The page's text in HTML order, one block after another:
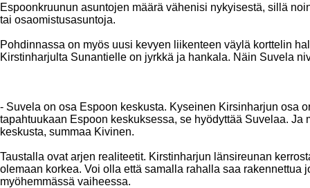
Espoonkruunun asuntojen määrä vähenisi nykyisestä, sillä
tai osaomistusasuntoja.
Pohdinnassa on myös uusi kevyen liikenteen väylä korttelin
Kirstinharjulta Sunantielle on jyrkkä ja hankala. Näin Suvela
- Suvela on osa Espoon keskusta. Kyseinen Kirsinharjun osa
tapahtuukaan Espoon keskuksessa, se hyödyttää Suvelaa.
keskusta, summaa Kivinen.
Taustalla ovat arjen realiteetit. Kirstinharjun länsireunan
olemaan korkea. Voi olla että samalla rahalla saa rakennettua
myöhemmässä vaiheessa.